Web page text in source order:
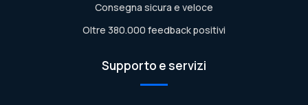
Consegna sicura e veloce
Oltre 380.000 feedback positivi
Supporto e servizi